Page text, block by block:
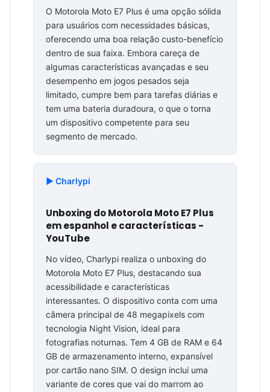
O Motorola Moto E7 Plus é uma opção sólida
para usuários com necessidades básicas,
oferecendo uma boa relação custo-benefício
dentro de sua faixa. Embora careça de
algumas características avançadas e seu
desempenho em jogos pesados seja
limitado, cumpre bem para tarefas diárias e
tem uma bateria duradoura, o que o torna
um dispositivo competente para seu
segmento de mercado.
▶️ Charlypi
Unboxing do Motorola Moto E7 Plus
em espanhol e características -
YouTube
No vídeo, Charlypi realiza o unboxing do
Motorola Moto E7 Plus, destacando sua
acessibilidade e características
interessantes. O dispositivo conta com uma
câmera principal de 48 megapixels com
tecnologia Night Vision, ideal para
fotografias noturnas. Tem 4 GB de RAM e 64
GB de armazenamento interno, expansível
por cartão nano SIM. O design inclui uma
variante de cores que vai do marrom ao